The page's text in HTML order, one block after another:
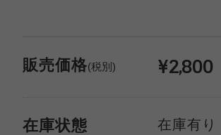
販売価格(税別) ¥2,800
在庫状態 在庫有り